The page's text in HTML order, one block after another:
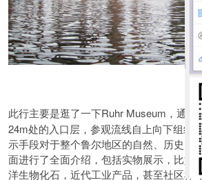
此行主要是逛了一下Ruhr Museum，通
24m处的入口层，参观流线自上向下组织
示手段对于整个鲁尔地区的自然、历史、
面进行了全面介绍，包括实物展示，比如
洋生物化石，近代工业产品，甚至社区棒